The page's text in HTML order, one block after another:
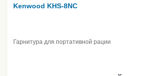
Kenwood KHS-8NC
Гарнитура для портативной рации